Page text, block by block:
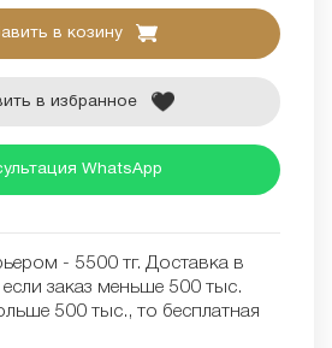
в козину
в избранное
WhatsApp
- 5500 тг. Доставка в
если заказ меньше 500 тыс.
500 тыс., то бесплатная